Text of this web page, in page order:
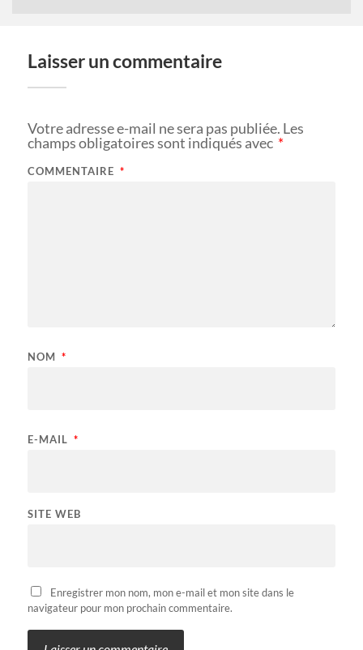
Laisser un commentaire
Votre adresse e-mail ne sera pas publiée. Les
champs obligatoires sont indiqués avec *
COMMENTAIRE *
NOM *
E-MAIL *
SITE WEB
Enregistrer mon nom, mon e-mail et mon site dans le
navigateur pour mon prochain commentaire.